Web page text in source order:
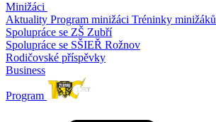
Minižáci
Aktuality Program minižáci Tréninky minižáků
Spolupráce se ZŠ Zubří
Spolupráce se SŠIEŘ Rožnov
Rodičovské příspěvky
Business
Program